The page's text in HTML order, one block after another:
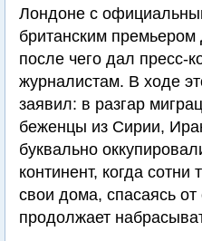
Лондоне с
британским
после чего дал
журналистам. В ходе
заявил: в разгар
беженцы из Сирии,
буквально
континент, когда
свои дома, спасаясь
продолжает